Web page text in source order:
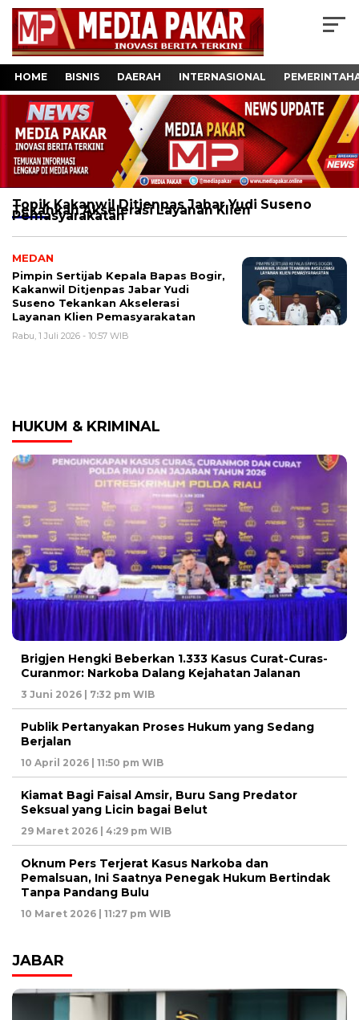
HOME BISNIS DAERAH INTERNASIONAL
Topik Kakanwil Ditjenpas Jabar Yudi Suseno
Tekankan Akselerasi Layanan Klien
Pemasyarakatan
MEDAN
Pimpin Sertijab Kepala Bapas Bogir,
Kakanwil Ditjenpas Jabar Yudi
Suseno Tekankan Akselerasi
Layanan Klien Pemasyarakatan
Rabu, 1 Juli 2026 - 10:57 WIB
HUKUM & KRIMINAL
Brigjen Hengki Beberkan 1.333 Kasus Curat-Curas-
Curanmor: Narkoba Dalang Kejahatan Jalanan
3 Juni 2026 | 7:32 pm WIB
Publik Pertanyakan Proses Hukum yang Sedang
Berjalan
10 April 2026 | 11:50 pm WIB
Kiamat Bagi Faisal Amsir, Buru Sang Predator
Seksual yang Licin bagai Belut
29 Maret 2026 | 4:29 pm WIB
Oknum Pers Terjerat Kasus Narkoba dan
Pemalsuan, Ini Saatnya Penegak Hukum Bertindak
Tanpa Pandang Bulu
10 Maret 2026 | 11:27 pm WIB
JABAR